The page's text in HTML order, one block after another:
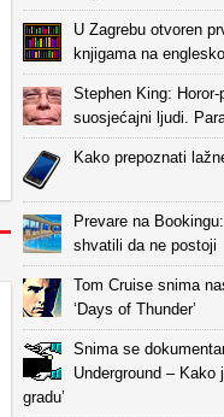
U Zagrebu otvoren
knjigama na
Stephen King:
suosjećajni ljudi.
Kako prepoznati
Prevare na
shvatili da ne postoji
Tom Cruise snima
‘Days of Thunder’
Snima se
Underground – Kako
gradu’